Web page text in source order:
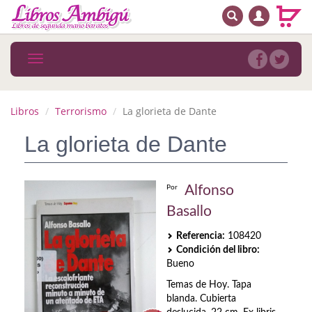
MENÚ PRINCIPAL
Novedades
MATERIAS
Astrología. Ocultismo
Autoayuda. Conocimiento personal
Autoayuda. Crecimiento personal
Biografía
BUSCAR
Toggle
navigation
Libros Terrorismo La glorieta de Dante
La glorieta de Dante
Por
Alfonso
Basallo
Referencia: 108420
Condición del libro:
Bueno
Temas de Hoy. Tapa
blanda. Cubierta